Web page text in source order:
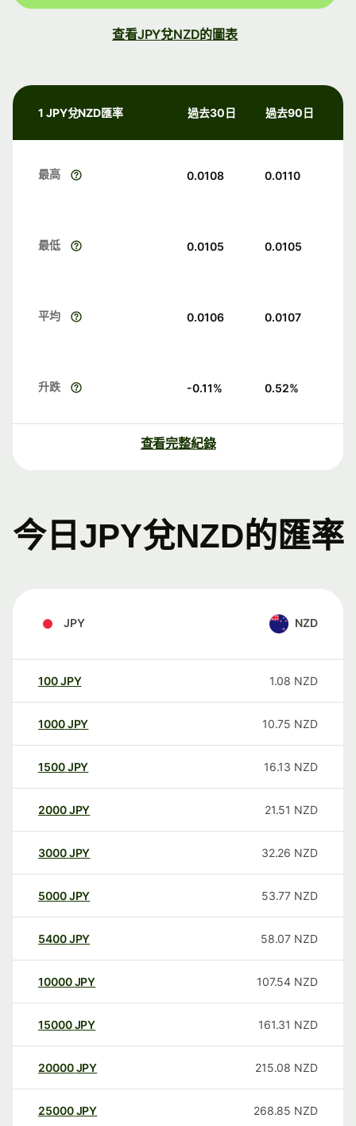
查看JPY兌NZD的圖表
1 JPY兌NZD匯率 過去30日 過去90日
最高 0.0108 0.0110
最低 0.0105 0.0105
平均 0.0106 0.0107
升跌 -0.11% 0.52%
查看完整紀錄
今日JPY兌NZD的匯率
JPY NZD
100JPY 1.08 NZD
1000JPY 10.75 NZD
1500JPY 16.13 NZD
2000JPY 21.51 NZD
3000JPY 32.26 NZD
5000JPY 53.77 NZD
5400JPY 58.07 NZD
10000 JPY 107.54 NZD
15000 JPY 161.31 NZD
20000 JPY 215.08 NZD
25000 JPY 268.85 NZD